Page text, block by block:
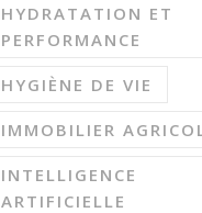
HYDRATATION ET
PERFORMANCE
HYGIÈNE DE VIE
IMMOBILIER
INTELLIGENCE
ARTIFICIELLE